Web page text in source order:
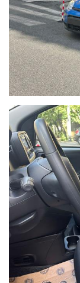
bagagli
028 Alzacristalli
0R4 Cerchio
392 ESP con ASR/
499 Kit Fix&Go
823 Presa
Pack Comfort
disp. anche 5 posti
TEL. 0039
Esperienza e
Servizi:
-VALUTAZIONE e
-ACQUISTO con
-FINANZIAMENTI
120G
-PACCHETTI
valore a Nuovo
-Agevolazione IVA